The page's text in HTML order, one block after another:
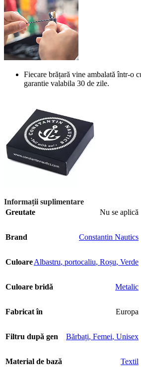
Fiecare brățară vine ambalată într-o
garantie valabila 30 de zile.
Informații suplimentare
Greutate
Nu se aplică
Brand Constantin Nautics
CuloareAlbastru, portocaliu, Roșu, Verde
Culoare bridă Metalic
Fabricat în Europa
Filtru după gen Bărbați, Femei, Unisex
Material de bază Textil